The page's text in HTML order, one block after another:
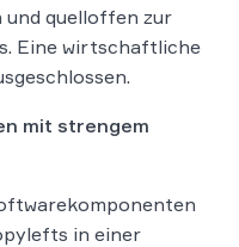
quelloffen zur
Eine wirtschaftliche
mit strengem
in einer